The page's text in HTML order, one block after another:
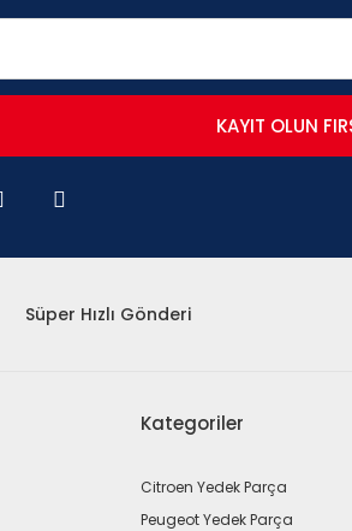
KAYIT OLUN
Süper Hızlı Gönderi
Kategoriler
Citroen Yedek Parça
Peugeot Yedek Parça